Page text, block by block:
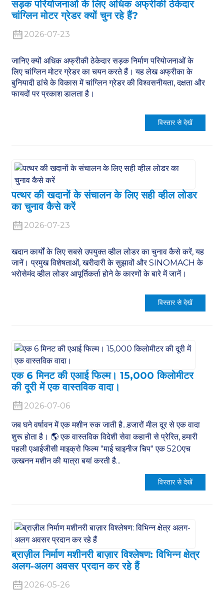
सड़क परियोजनाओं के लिए अधिक अफ्रीकी ठेकेदार
चांग्लिन मोटर ग्रेडर क्यों चुन रहे हैं?
2026-07-23
जानिए क्यों अधिक अफ्रीकी ठेकेदार सड़क निर्माण परियोजनाओं के
लिए चांग्लिन मोटर ग्रेडर का चयन करते हैं। यह लेख अफ्रीका के
बुनियादी ढांचे के विकास में चांग्लिन ग्रेडर की विश्वसनीयता, दक्षता और
फायदों पर प्रकाश डालता है।
विस्तार से देखें
पत्थर की खदानों के संचालन के लिए सही व्हील लोडर
का चुनाव कैसे करें
2026-07-23
खदान कार्यों के लिए सबसे उपयुक्त व्हील लोडर का चुनाव कैसे करें, यह
जानें। प्रमुख विशेषताओं, खरीदारी के सुझावों और SINOMACH के
भरोसेमंद व्हील लोडर आपूर्तिकर्ता होने के कारणों के बारे में जानें।
विस्तार से देखें
एक 6 मिनट की एआई फिल्म। 15,000 किलोमीटर
की दूरी में एक वास्तविक वादा।
2026-07-06
जब घने वर्षावन में एक मशीन रुक जाती है...हजारों मील दूर से एक वादा
शुरू होता है। 🌎 एक वास्तविक विदेशी सेवा कहानी से प्रेरित, हमारी
पहली एआईजीसी माइक्रो फिल्म "माई चाइनीज चिप" एक 520एच
उत्खनन मशीन की यात्रा बयां करती है...
विस्तार से देखें
ब्राज़ील निर्माण मशीनरी बाज़ार विश्लेषण: विभिन्न क्षेत्र
अलग-अलग अवसर प्रदान कर रहे हैं
2026-05-26